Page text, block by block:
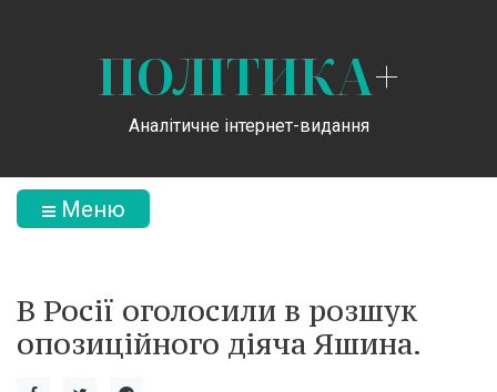
ПОЛІТИКА+
Аналітичне інтернет-видання
Меню
В Росії оголосили в розшук
опозиційного діяча Яшина.